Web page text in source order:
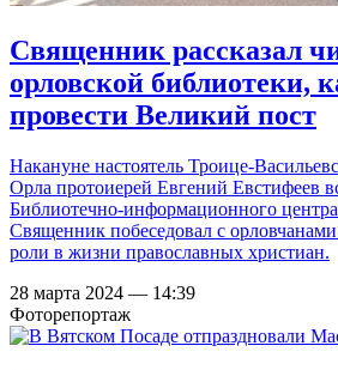
Священник рассказал
орловской библиотеки,
провести Великий пост
Накануне настоятель Троице-
Орла протоиерей Евгений Евстифеев
Библиотечно-информационного
Священник побеседовал с
роли в жизни православных христиан.
28 марта 2024 — 14:39
Фоторепортаж